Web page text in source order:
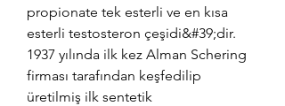
propionate tek esterli ve en kısa
esterli testosteron çeşidi&#39;dir.
1937 yılında ilk kez Alman Schering
firması tarafından keşfedilip
üretilmiş ilk sentetik